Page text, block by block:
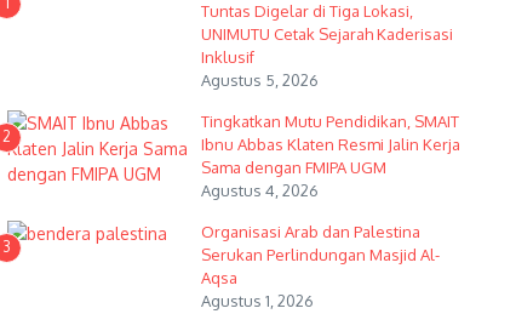
Tuntas Digelar di Tiga Lokasi,
UNIMUTU Cetak Sejarah Kaderisasi
Inklusif
Agustus 5, 2026
2
Tingkatkan Mutu Pendidikan, SMAIT
Ibnu Abbas Klaten Resmi Jalin Kerja
Sama dengan FMIPA UGM
Agustus 4, 2026
3
Organisasi Arab dan Palestina
Serukan Perlindungan Masjid Al-
Aqsa
Agustus 1, 2026